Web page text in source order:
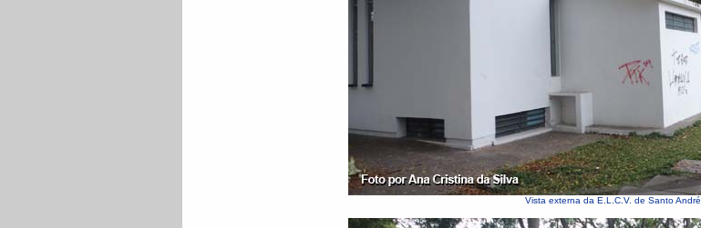
Vista externa da E.L.C.V. de Santo André